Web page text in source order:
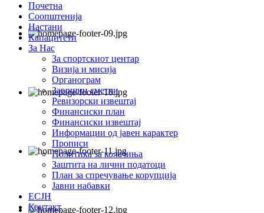
Почетна
Соопштенија
Настани
Капацитети
За Нас
За спортскиот центар
Визија и мисија
Органограм
Завршни сметки
Ревизорски извештај
Финансиски план
Финансиски извештај
Информации од јавен карактер
Прописи
Политика за колачиња
Заштита на лични податоци
План за спречување корупција
Јавни набавки
ЕСЈН
Контакт